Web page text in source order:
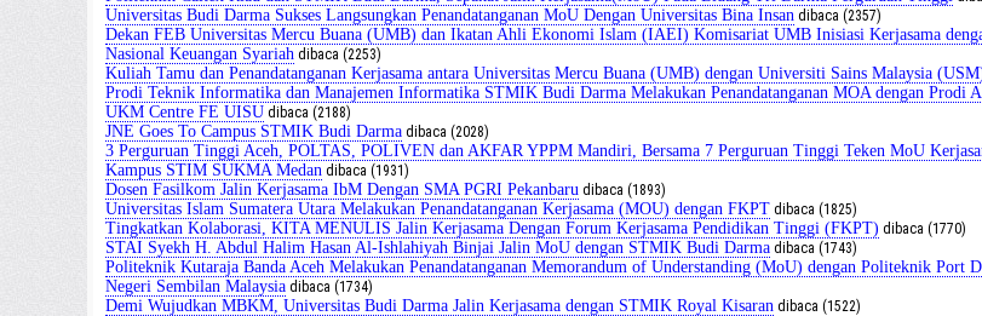
Universitas Budi Darma Sukses Langsungkan Penandatanganan MoU Dengan Universitas Bina Insan dibaca (2357)
Dekan FEB Universitas Mercu Buana (UMB) dan Ikatan Ahli Ekonomi Islam (IAEI) Komisariat UMB Inisiasi Kerjasama
Nasional Keuangan Syariah dibaca (2253)
Kuliah Tamu dan Penandatanganan Kerjasama antara Universitas Mercu Buana (UMB) dengan Universiti Sains Malaysia
Prodi Teknik Informatika dan Manajemen Informatika STMIK Budi Darma Melakukan Penandatanganan MOA dengan Prodi
UKM Centre FE UISU dibaca (2188)
JNE Goes To Campus STMIK Budi Darma dibaca (2028)
3 Perguruan Tinggi Aceh, POLTAS, POLIVEN dan AKFAR YPPM Mandiri, Bersama 7 Perguruan Tinggi Teken MoU
Kampus STIM SUKMA Medan dibaca (1931)
Dosen Fasilkom Jalin Kerjasama IbM Dengan SMA PGRI Pekanbaru dibaca (1893)
Universitas Islam Sumatera Utara Melakukan Penandatanganan Kerjasama (MOU) dengan FKPT dibaca (1825)
Tingkatkan Kolaborasi, KITA MENULIS Jalin Kerjasama Dengan Forum Kerjasama Pendidikan Tinggi (FKPT) dibaca (1770)
STAI Syekh H. Abdul Halim Hasan Al-Ishlahiyah Binjai Jalin MoU dengan STMIK Budi Darma dibaca (1743)
Politeknik Kutaraja Banda Aceh Melakukan Penandatanganan Memorandum of Understanding (MoU) dengan Politeknik Port
Negeri Sembilan Malaysia dibaca (1734)
Demi Wujudkan MBKM, Universitas Budi Darma Jalin Kerjasama dengan STMIK Royal Kisaran dibaca (1522)